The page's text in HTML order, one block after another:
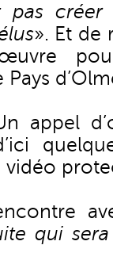
pas créer
». Et de
appel
vidéo
qui